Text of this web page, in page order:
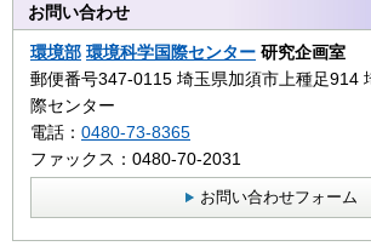
お問い合わせ
環境部 環境科学国際センター 研究企画室
郵便番号347-0115 埼玉県加須市上種足914
際センター
電話： 0480-73-8365
ファックス：0480-70-2031
お問い合わせフォーム